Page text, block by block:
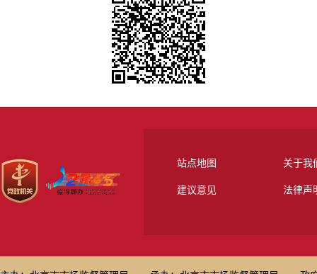
站点地图 关于我
建议意见 法律声